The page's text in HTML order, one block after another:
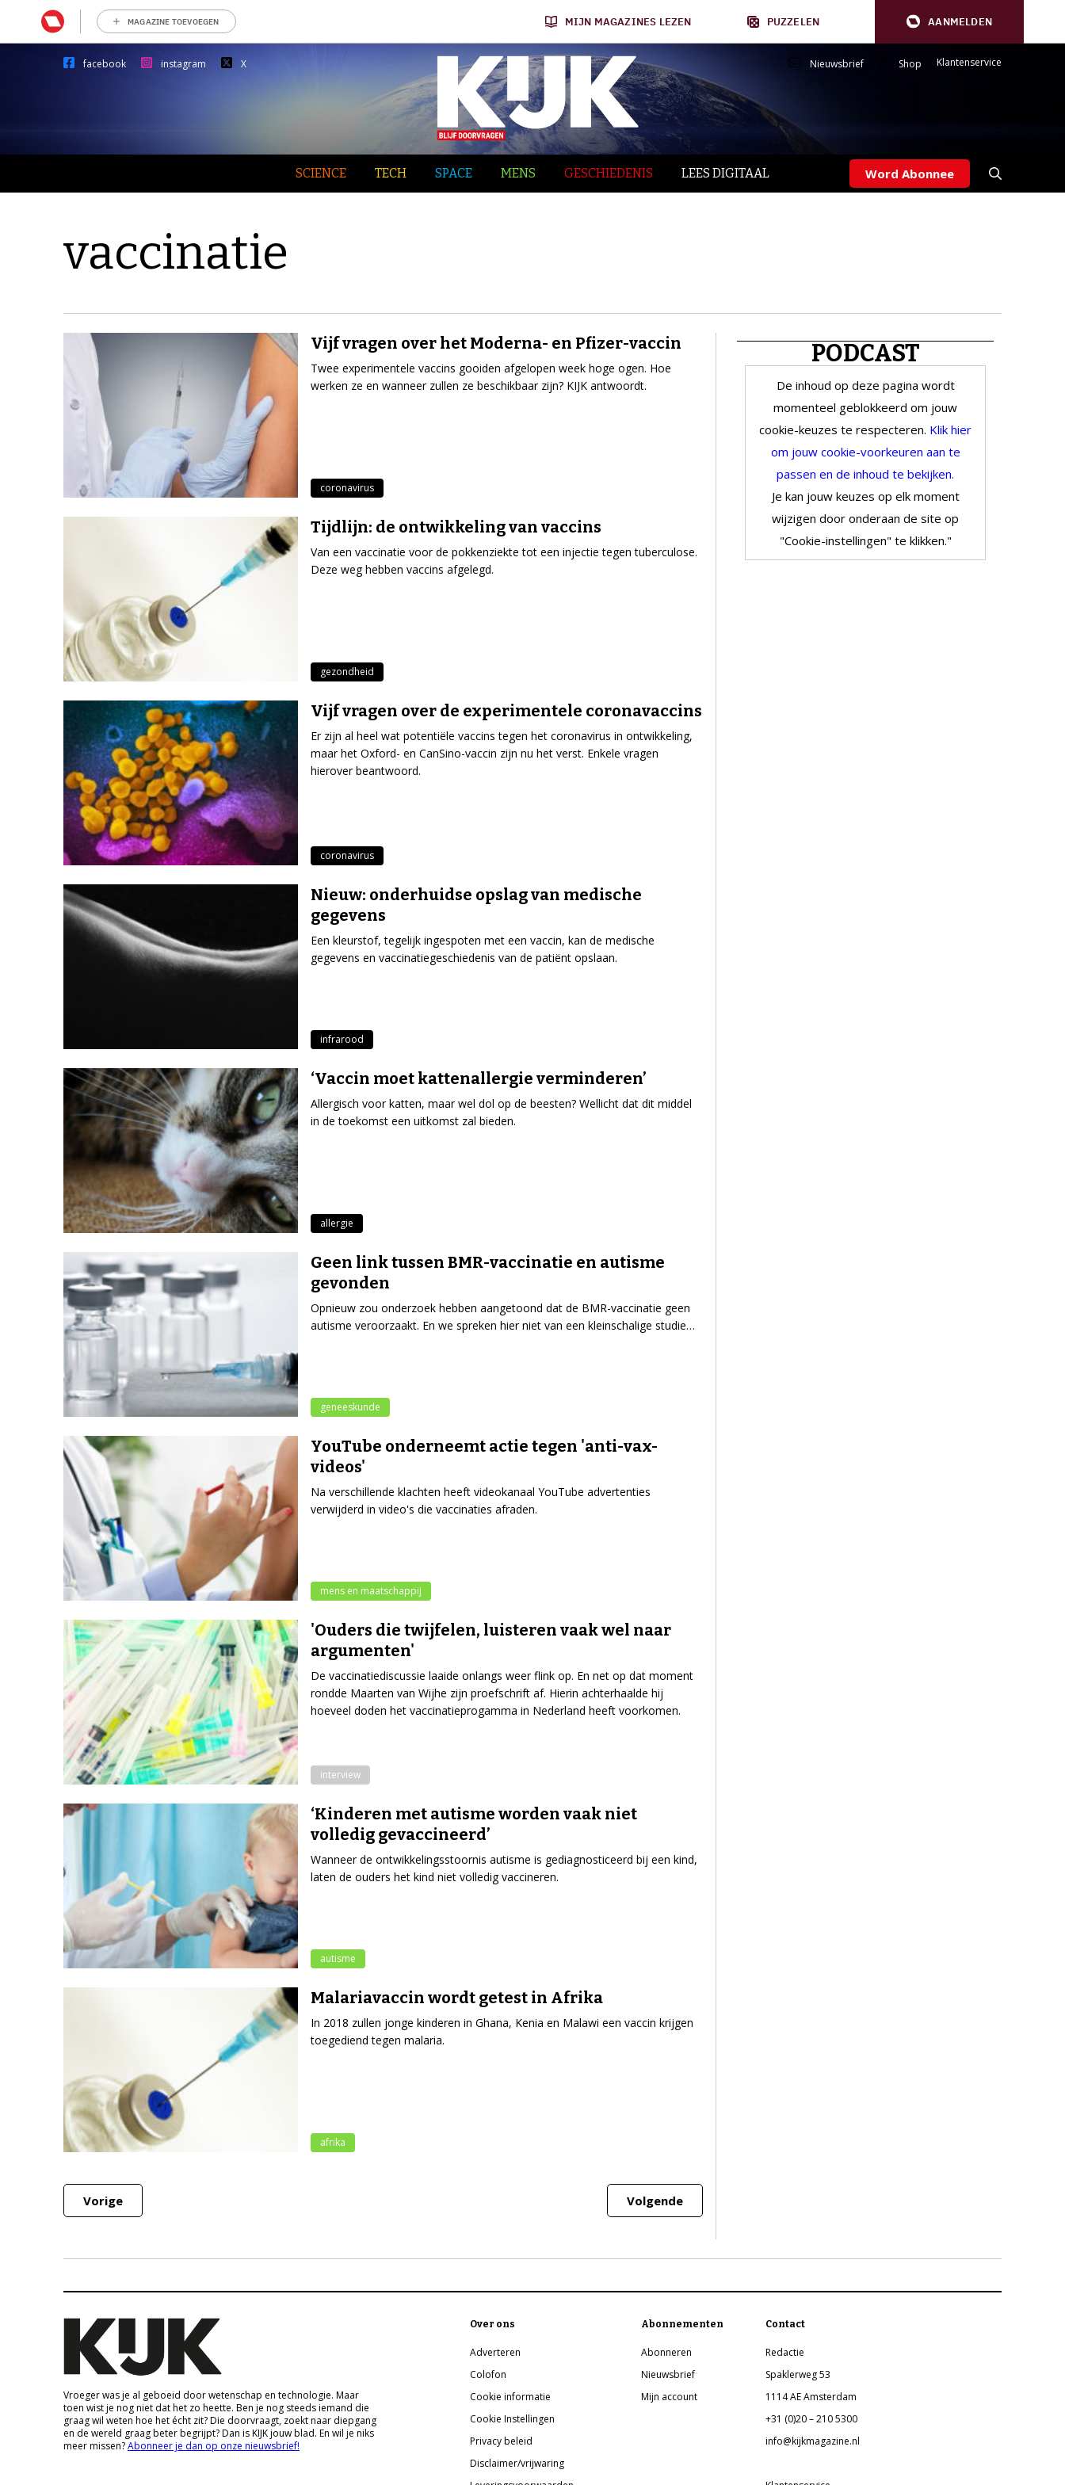
MAGAZINE TOEVOEGEN MIJN MAGAZINES LEZEN PUZZELEN AANMELDEN
facebook instagram X Nieuwsbrief Shop Klantenservice
SCIENCE TECH SPACE MENS GESCHIEDENIS LEES DIGITAAL Word Abonnee
vaccinatie
Vijf vragen over het Moderna- en Pfizer-vaccin
Twee experimentele vaccins gooiden afgelopen week hoge ogen. Hoe
werken ze en wanneer zullen ze beschikbaar zijn? KIJK antwoordt.
coronavirus
Tijdlijn: de ontwikkeling van vaccins
Van een vaccinatie voor de pokkenziekte tot een injectie tegen tuberculose.
Deze weg hebben vaccins afgelegd.
gezondheid
Vijf vragen over de experimentele coronavaccins
Er zijn al heel wat potentiële vaccins tegen het coronavirus in ontwikkeling,
maar het Oxford- en CanSino-vaccin zijn nu het verst. Enkele vragen
hierover beantwoord.
coronavirus
Nieuw: onderhuidse opslag van medische
gegevens
Een kleurstof, tegelijk ingespoten met een vaccin, kan de medische
gegevens en vaccinatiegeschiedenis van de patiënt opslaan.
infrarood
‘Vaccin moet kattenallergie verminderen’
Allergisch voor katten, maar wel dol op de beesten? Wellicht dat dit middel
in de toekomst een uitkomst zal bieden.
allergie
Geen link tussen BMR-vaccinatie en autisme
gevonden
Opnieuw zou onderzoek hebben aangetoond dat de BMR-vaccinatie geen
autisme veroorzaakt. En we spreken hier niet van een kleinschalige studie…
geneeskunde
YouTube onderneemt actie tegen 'anti-vax-
videos'
Na verschillende klachten heeft videokanaal YouTube advertenties
verwijderd in video's die vaccinaties afraden.
mens en maatschappij
'Ouders die twijfelen, luisteren vaak wel naar
argumenten'
De vaccinatiediscussie laaide onlangs weer flink op. En net op dat moment
rondde Maarten van Wijhe zijn proefschrift af. Hierin achterhaalde hij
hoeveel doden het vaccinatieprogamma in Nederland heeft voorkomen.
interview
‘Kinderen met autisme worden vaak niet
volledig gevaccineerd’
Wanneer de ontwikkelingsstoornis autisme is gediagnosticeerd bij een kind,
laten de ouders het kind niet volledig vaccineren.
autisme
Malariavaccin wordt getest in Afrika
In 2018 zullen jonge kinderen in Ghana, Kenia en Malawi een vaccin krijgen
toegediend tegen malaria.
afrika
Vorige Volgende
PODCAST
De inhoud op deze pagina wordt
momenteel geblokkeerd om jouw
cookie-keuzes te respecteren. Klik hier
om jouw cookie-voorkeuren aan te
passen en de inhoud te bekijken.
Je kan jouw keuzes op elk moment
wijzigen door onderaan de site op
"Cookie-instellingen" te klikken."
Vroeger was je al geboeid door wetenschap en technologie. Maar
toen wist je nog niet dat het zo heette. Ben je nog steeds iemand die
graag wil weten hoe het écht zit? Die doorvraagt, zoekt naar diepgang
en de wereld graag beter begrijpt? Dan is KIJK jouw blad. En wil je niks
meer missen?Abonneer je dan op onze nieuwsbrief!
Over ons
Adverteren
Colofon
Cookie informatie
Cookie Instellingen
Privacy beleid
Disclaimer/vrijwaring
Abonnementen
Abonneren
Nieuwsbrief
Mijn account
Contact
Redactie
Spaklerweg 53
1114 AE Amsterdam
+31 (0)20 – 210 5300
info@kijkmagazine.nl